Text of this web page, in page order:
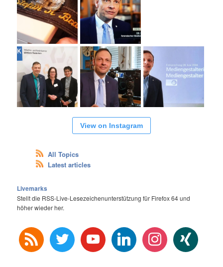
View on Instagram
All Topics
Latest articles
Livemarks
Stellt die RSS-Live-Lesezeichenunterstützung für Firefox 64 und
höher wieder her.
rss twitter youtube linkedin instagram xing